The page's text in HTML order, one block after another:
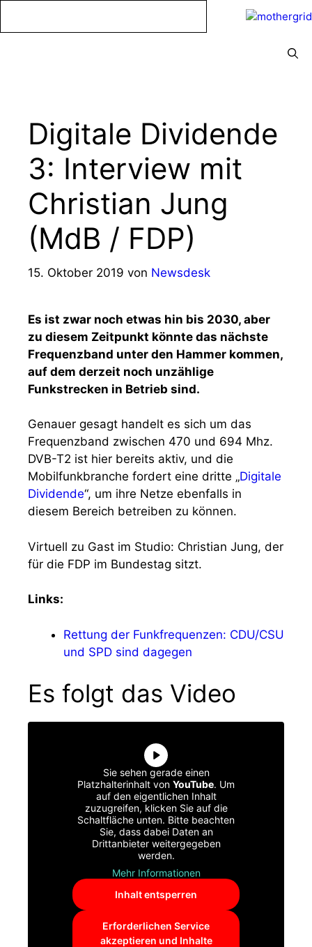
Digitale Dividende
3: Interview mit
Christian Jung
(MdB / FDP)
15. Oktober 2019 von Newsdesk
Es ist zwar noch etwas hin bis 2030, aber
zu diesem Zeitpunkt könnte das nächste
Frequenzband unter den Hammer kommen,
auf dem derzeit noch unzählige
Funkstrecken in Betrieb sind.
Genauer gesagt handelt es sich um das
Frequenzband zwischen 470 und 694 Mhz.
DVB-T2 ist hier bereits aktiv, und die
Mobilfunkbranche fordert eine dritte „Digitale
Dividende“, um ihre Netze ebenfalls in
diesem Bereich betreiben zu können.
Virtuell zu Gast im Studio: Christian Jung, der
für die FDP im Bundestag sitzt.
Links:
Rettung der Funkfrequenzen: CDU/CSU
und SPD sind dagegen
Es folgt das Video
Sie sehen gerade einen
Platzhalterinhalt von YouTube. Um
auf den eigentlichen Inhalt
zuzugreifen, klicken Sie auf die
Schaltfläche unten. Bitte beachten
Sie, dass dabei Daten an
Drittanbieter weitergegeben
werden.
Mehr Informationen
Inhalt entsperren
Erforderlichen Service
akzeptieren und Inhalte